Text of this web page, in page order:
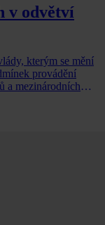
v odvětví
kterým se mění
provádění
a mezinárodních